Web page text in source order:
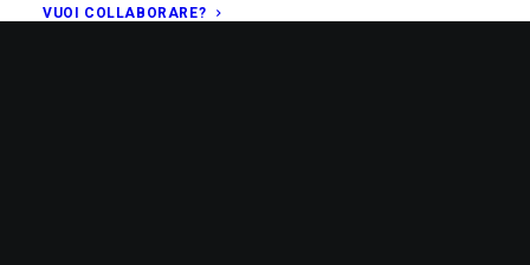
VUOI COLLABORARE?